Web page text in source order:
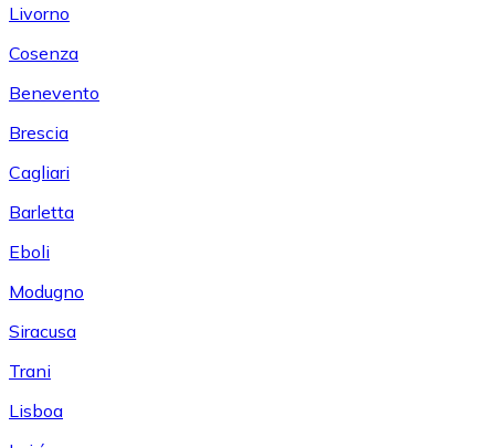
Livorno
Cosenza
Benevento
Brescia
Cagliari
Barletta
Eboli
Modugno
Siracusa
Trani
Lisboa